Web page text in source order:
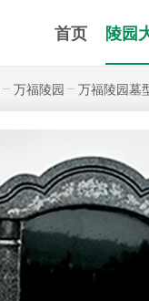
首页 陵园
万福陵园 万福陵园墓